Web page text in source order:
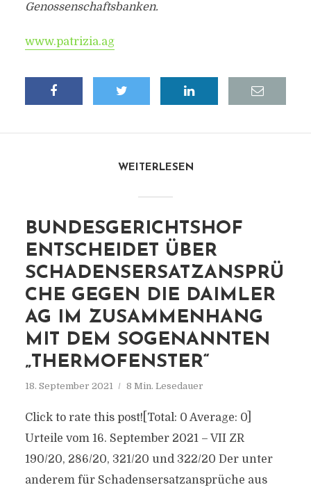
Genossenschaftsbanken.
www.patrizia.ag
WEITERLESEN
BUNDESGERICHTSHOF
ENTSCHEIDET ÜBER
SCHADENSERSATZANSPRÜ
CHE GEGEN DIE DAIMLER
AG IM ZUSAMMENHANG
MIT DEM SOGENANNTEN
„THERMOFENSTER“
18. September 2021 8 Min. Lesedauer
Click to rate this post![Total: 0 Average: 0]
Urteile vom 16. September 2021 – VII ZR
190/20, 286/20, 321/20 und 322/20 Der unter
anderem für Schadensersatzansprüche aus